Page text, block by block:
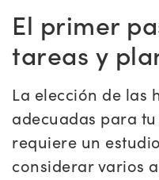
El primer
tareas y
La elección de las
adecuadas para
requiere un
considerar varios